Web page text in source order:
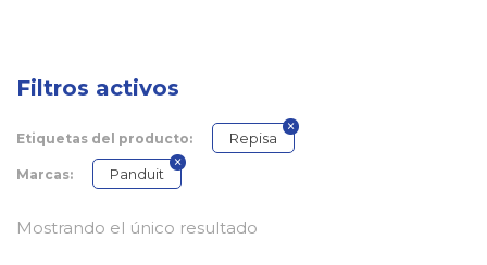
Filtros activos
Etiquetas del producto: Repisa
Marcas: Panduit
Mostrando el único resultado